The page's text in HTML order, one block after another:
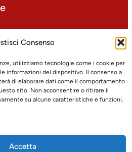
Consenso
utilizziamo tecnologie come i cookie per
informazioni del dispositivo. Il consenso a
di elaborare dati come il comportamento
sito. Non acconsentire o ritirare il
su alcune caratteristiche e funzioni.
Accetta
Torino